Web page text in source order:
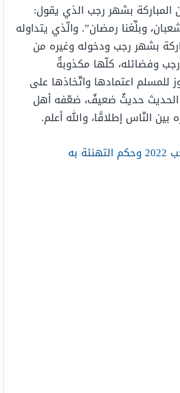
المباركة بشهر رجب الذي يقول:
وبلِّغنا رمضان”. والّذي يتداوله
بشهر رجب ودخوله وغيره من
وفضائله، كلّها مكذوبةٌ
للمسلم اعتمادها واتّخاذها على
الحديث حديثٌ ضعيفٌ، ضعّفه أهل
النّاس إطلاقًا، والله أعلم.
به